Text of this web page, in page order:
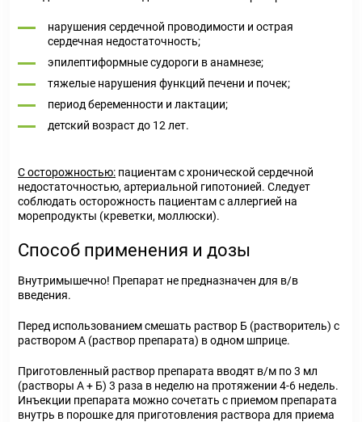
нарушения сердечной проводимости и острая
сердечная недостаточность;
эпилептиформные судороги в анамнезе;
тяжелые нарушения функций печени и почек;
период беременности и лактации;
детский возраст до 12 лет.
С осторожностью: пациентам с хронической сердечной
недостаточностью, артериальной гипотонией. Следует
соблюдать осторожность пациентам с аллергией на
морепродукты (креветки, моллюски).
Способ применения и дозы
Внутримышечно! Препарат не предназначен для в/в
введения.
Перед использованием смешать раствор Б (растворитель) с
раствором А (раствор препарата) в одном шприце.
Приготовленный раствор препарата вводят в/м по 3 мл
(растворы А + Б) 3 раза в неделю на протяжении 4-6 недель.
Инъекции препарата можно сочетать с приемом препарата
внутрь в порошке для приготовления раствора для приема